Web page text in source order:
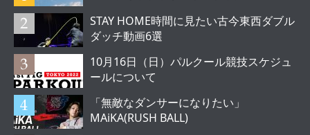
STAY HOME時間に見たい古今東西ダブル
ダッチ動画6選
10月16日（日）パルクール競技スケジュ
ールについて
「無敵なダンサーになりたい」
MAiKA(RUSH BALL)